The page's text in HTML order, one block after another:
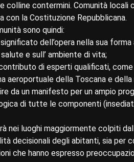
colline contermini. Comunità locali
con la Costituzione Repubblicana.
sono quindi:
dell’opera nella sua
e sull’ ambiente di vita;
di esperti qualificati,
aeroportuale della Toscana e della
da un manifesto per un ampio
di tutte le componenti
nei luoghi maggiormente colpiti
decisionali degli abitanti, sia per
che hanno espresso